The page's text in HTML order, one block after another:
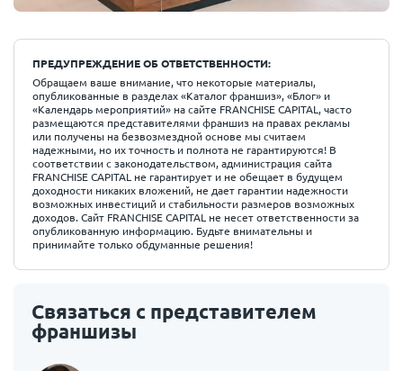
ПРЕДУПРЕЖДЕНИЕ ОБ ОТВЕТСТВЕННОСТИ:
Обращаем ваше внимание, что некоторые материалы,
опубликованные в разделах «Каталог франшиз», «Блог» и
«Календарь мероприятий» на сайте FRANCHISE CAPITAL, часто
размещаются представителями франшиз на правах рекламы
или получены на безвозмездной основе мы считаем
надежными, но их точность и полнота не гарантируются! В
соответствии с законодательством, администрация сайта
FRANCHISE CAPITAL не гарантирует и не обещает в будущем
доходности никаких вложений, не дает гарантии надежности
возможных инвестиций и стабильности размеров возможных
доходов. Сайт FRANCHISE CAPITAL не несет ответственности за
опубликованную информацию. Будьте внимательны и
принимайте только обдуманные решения!
Связаться с представителем
франшизы